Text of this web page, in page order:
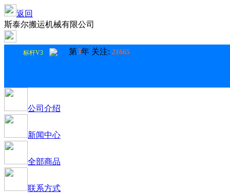
返回
斯泰尔搬运机械有限公司
标杆V3 第3年 关注: 21665
公司介绍
新闻中心
全部商品
联系方式